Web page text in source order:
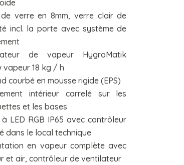
verre en 8mm, verre clair de
incl. la porte avec système de
de vapeur HygroMatik
vapeur 18 kg / h
courbéen mousse rigide (EPS)
intérieur carrelé sur les
et les bases
LED RGB IP65 avec contrôleur
dans le local technique
en vapeur complète avec
et air, contrôleur de ventilateur